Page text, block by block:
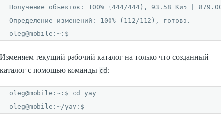
Получение объектов: 100% (444/444), 93.58 КиБ |
Определение изменений: 100% (112/112), готово.
oleg@mobile:~:$
Изменяем текущий рабочий каталог на только что созданный
каталог с помощью команды cd :
oleg@mobile:~:$ cd yay
oleg@mobile:~/yay:$